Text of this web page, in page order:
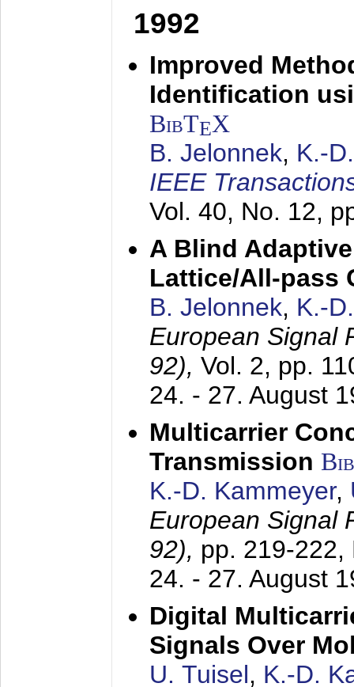
1992
Improved
Identification
BibTEX
B. Jelonnek, K.-
IEEE
Vol. 40, No. 12,
A Blind
Lattice/All-pass
B. Jelonnek, K.-
European Signal
92), Vol. 2, pp.
24. - 27. August
Multicarrier
Transmission
K.-D. Kammeyer,
European Signal
92), pp. 219-222,
24. - 27. August
Digital
Signals Over
U. Tuisel, K.-D.